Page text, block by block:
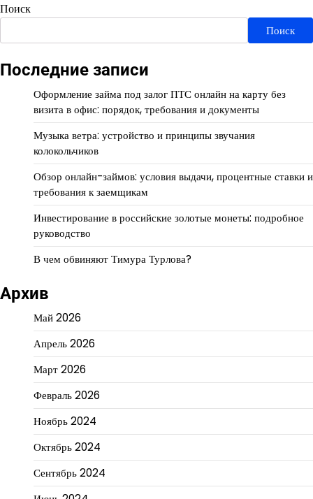
Поиск
Поиск
Последние записи
Оформление займа под залог ПТС онлайн на карту без
визита в офис: порядок, требования и документы
Музыка ветра: устройство и принципы звучания
колокольчиков
Обзор онлайн-займов: условия выдачи, процентные ставки и
требования к заемщикам
Инвестирование в российские золотые монеты: подробное
руководство
В чем обвиняют Тимура Турлова?
Архив
Май 2026
Апрель 2026
Март 2026
Февраль 2026
Ноябрь 2024
Октябрь 2024
Сентябрь 2024